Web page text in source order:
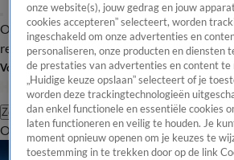
Overzicht Laatste nieuws Regionieuws Het
redactie
Volg Hart van Nederland
Zoeken
OverzichtRegioUitzendingenWeerTip
onze website(s), jouw gedrag en jouw
cookies accepteren” selecteert, worden
ingeschakeld om onze advertenties en
personaliseren, onze producten en diensten
de prestaties van advertenties en content te
„Huidige keuze opslaan” selecteert of je
worden deze trackingtechnologieën
dan enkel functionele en essentiële cookies
laten functioneren en veilig te houden. Je
moment opnieuw openen om je keuzes te
toestemming in te trekken door op de link